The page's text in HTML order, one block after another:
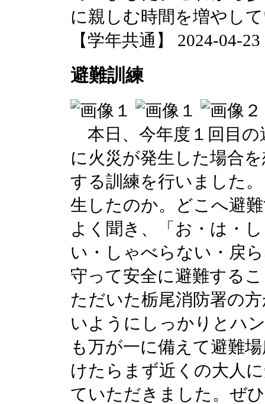
に親しむ時間を増やし
【学年共通】 2024-04-
避難訓練
本日、今年度１回目の
に火災が発生した場合
する訓練を行いました
生したのか。どこへ避
よく聞き、「お・は・
い・しゃべらない・戻
守って安全に避難する
ただいた栃尾消防署の
いようにしっかりとハ
も万が一に備えて避難
けたらまず近くの大人
ていただきました。ぜ